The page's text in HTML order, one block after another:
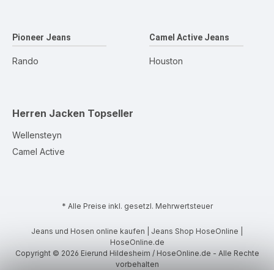
Pioneer Jeans
Rando
Camel Active Jeans
Houston
Herren Jacken Topseller
Wellensteyn
Camel Active
* Alle Preise inkl. gesetzl. Mehrwertsteuer
Jeans und Hosen online kaufen | Jeans Shop HoseOnline |
HoseOnline.de
Copyright © 2026 Eierund Hildesheim / HoseOnline.de - Alle Rechte
vorbehalten